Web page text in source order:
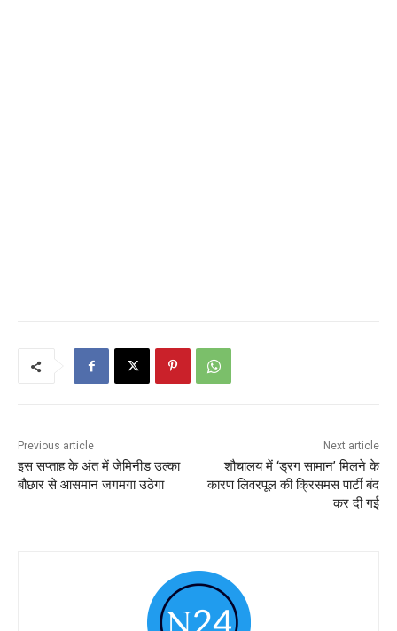
Previous article
इस सप्ताह के अंत में जेमिनीड उल्का
बौछार से आसमान जगमगा उठेगा
Next article
शौचालय में ‘ड्रग सामान’ मिलने के
कारण लिवरपूल की क्रिसमस पार्टी बंद
कर दी गई